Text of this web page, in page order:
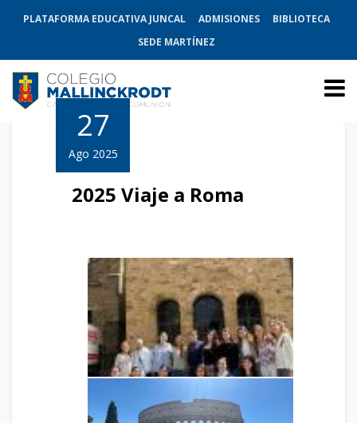
PLATAFORMA EDUCATIVA JUNCAL ADMISIONES
BIBLIOTECA
SEDE MARTÍNEZ
27
Ago 2025
2025 Viaje a Roma